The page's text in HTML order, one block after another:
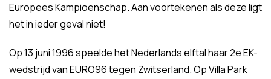
Europees Kampioenschap. Aan voortekenen als deze ligt
het in ieder geval niet!
Op 13 juni 1996 speelde het Nederlands elftal haar 2e EK-
wedstrijd van EURO96 tegen Zwitserland. Op Villa Park